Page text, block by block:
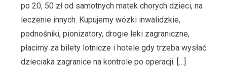
po 20, 50 zł od samotnych matek chorych dzieci, na
leczenie innych. Kupujemy wózki inwalidzkie,
podnośniki, pionizatory, drogie leki zagraniczne,
płacimy za bilety lotnicze i hotele gdy trzeba wysłać
dzieciaka zagranice na kontrole po operacji. […]